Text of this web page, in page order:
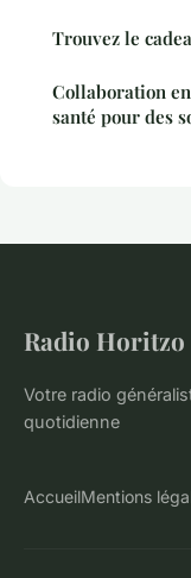
Trouvez le
Collaboration
santé pour des
Radio Horitzo
Votre radio
quotidienne
AccueilMentions